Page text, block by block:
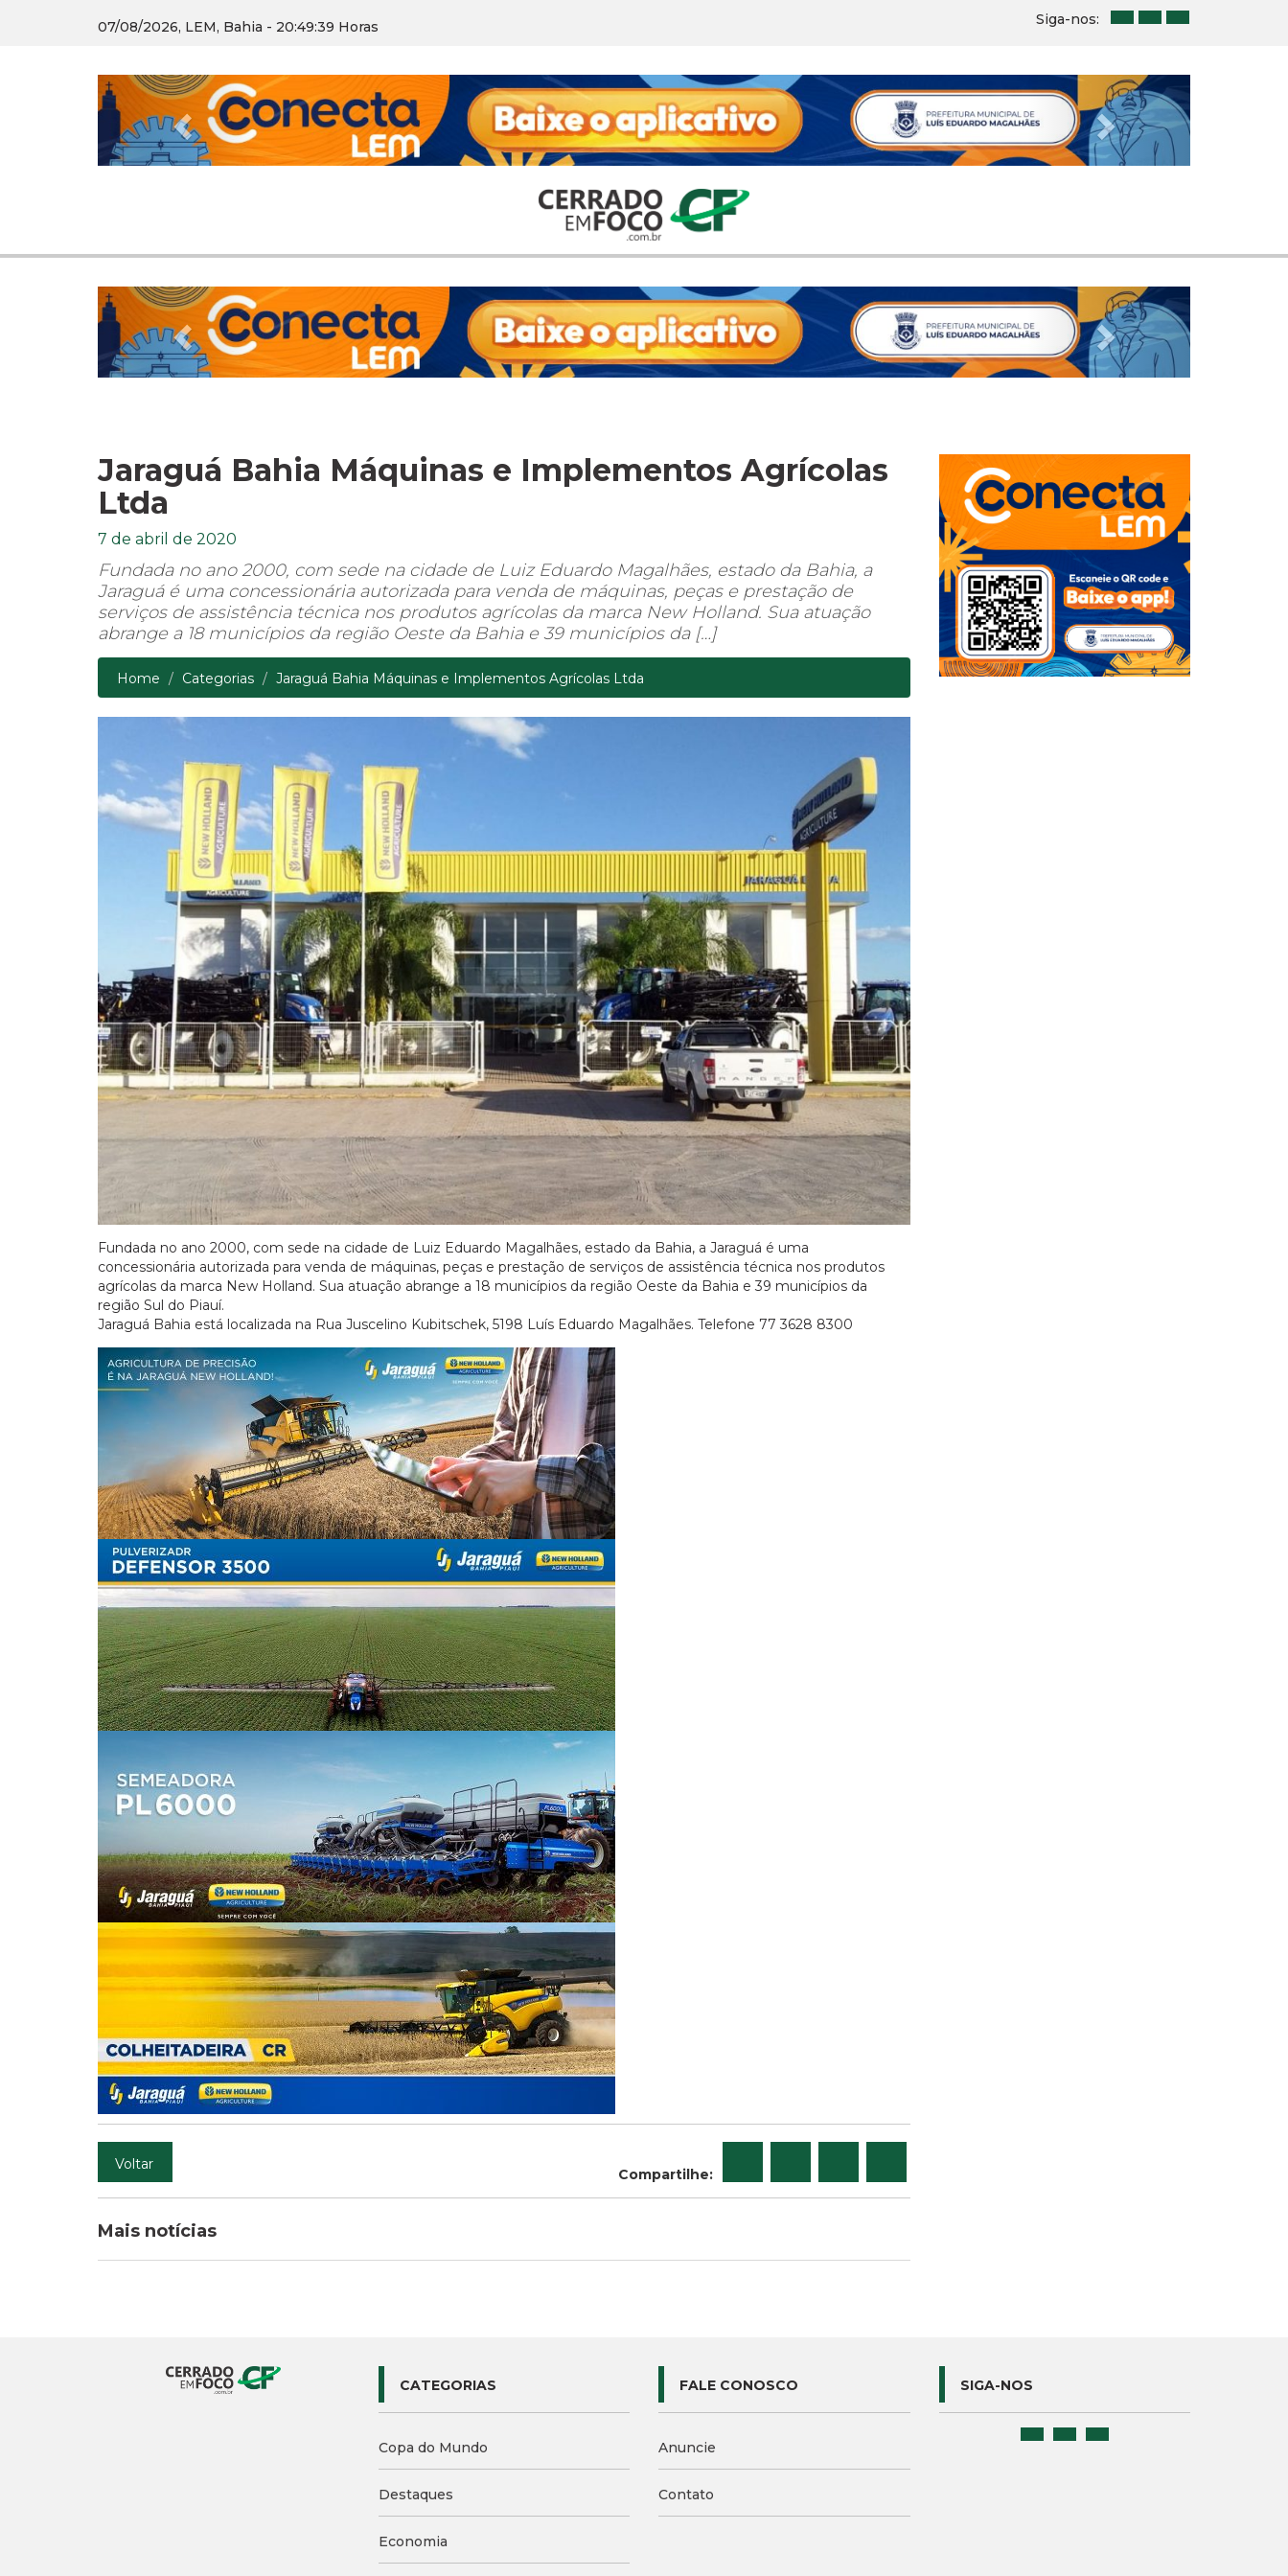
07/08/2026, LEM, Bahia - 20:49:40 Horas Siga-nos:
Previous Next
Previous Next
Jaraguá Bahia Máquinas e Implementos Agrícolas
Ltda
7 de abril de 2020
Fundada no ano 2000, com sede na cidade de Luiz Eduardo Magalhães, estado da Bahia, a
Jaraguá é uma concessionária autorizada para venda de máquinas, peças e prestação de
serviços de assistência técnica nos produtos agrícolas da marca New Holland. Sua atuação
abrange a 18 municípios da região Oeste da Bahia e 39 municípios da […]
Home Categorias Jaraguá Bahia Máquinas e Implementos Agrícolas Ltda
Fundada no ano 2000, com sede na cidade de Luiz Eduardo Magalhães, estado da Bahia, a Jaraguá é uma
concessionária autorizada para venda de máquinas, peças e prestação de serviços de assistência técnica nos produtos
agrícolas da marca New Holland. Sua atuação abrange a 18 municípios da região Oeste da Bahia e 39 municípios da
região Sul do Piauí.
Jaraguá Bahia está localizada na Rua Juscelino Kubitschek, 5198 Luís Eduardo Magalhães. Telefone 77 3628 8300
Voltar
Compartilhe:
Mais notícias
CATEGORIAS
Copa do Mundo
Destaques
Economia
FALE CONOSCO
Anuncie
Contato
SIGA-NOS